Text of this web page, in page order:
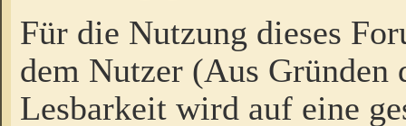
Für die Nutzung dieses
dem Nutzer (Aus Gründen
Lesbarkeit wird auf eine